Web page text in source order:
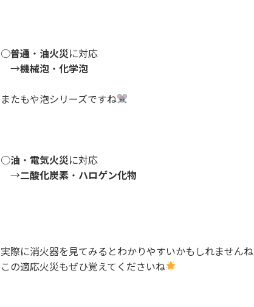
○普通 ・ 油火災に対応
→機械泡 ・ 化学泡
またもや泡シリーズですね
○油 ・ 電気火災に対応
→二酸化炭素 ・ ハロゲン化物
実際に消火器を見てみるとわかりやすいかもしれませんね
この適応火災もぜひ覚えてくださいね